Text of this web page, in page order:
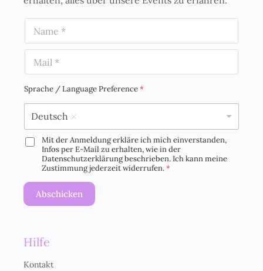
m
a
iSprache / Language Preference*
Deutsch
D
O
E
v
r
Mit der Anmeldung erkläre ich mich einverstanden,
Infos per E-Mail zu erhalten, wie in der
Datenschutzerklärung beschrieben. Ich kann meine
Zustimmung jederzeit widerrufen.*
Abschicken
Hilfe
Kontakt